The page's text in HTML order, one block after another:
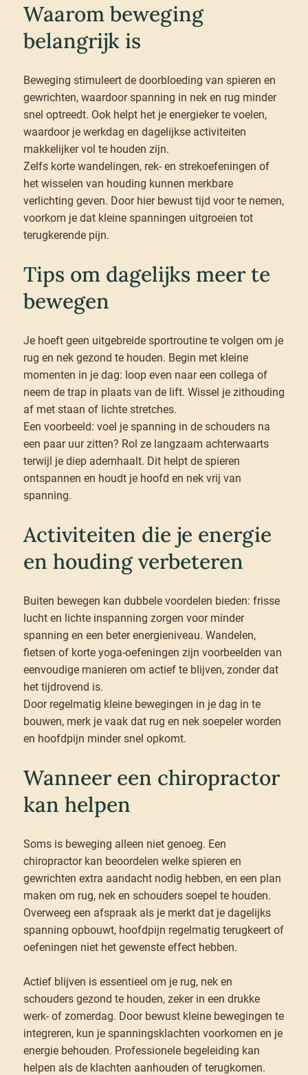
Waarom beweging
belangrijk is
Beweging stimuleert de doorbloeding van spieren en
gewrichten, waardoor spanning in nek en rug minder
snel optreedt. Ook helpt het je energieker te voelen,
waardoor je werkdag en dagelijkse activiteiten
makkelijker vol te houden zijn.
Zelfs korte wandelingen, rek- en strekoefeningen of
het wisselen van houding kunnen merkbare
verlichting geven. Door hier bewust tijd voor te nemen,
voorkom je dat kleine spanningen uitgroeien tot
terugkerende pijn.
Tips om dagelijks meer te
bewegen
Je hoeft geen uitgebreide sportroutine te volgen om je
rug en nek gezond te houden. Begin met kleine
momenten in je dag: loop even naar een collega of
neem de trap in plaats van de lift. Wissel je zithouding
af met staan of lichte stretches.
Een voorbeeld: voel je spanning in de schouders na
een paar uur zitten? Rol ze langzaam achterwaarts
terwijl je diep ademhaalt. Dit helpt de spieren
ontspannen en houdt je hoofd en nek vrij van
spanning.
Activiteiten die je energie
en houding verbeteren
Buiten bewegen kan dubbele voordelen bieden: frisse
lucht en lichte inspanning zorgen voor minder
spanning en een beter energieniveau. Wandelen,
fietsen of korte yoga-oefeningen zijn voorbeelden van
eenvoudige manieren om actief te blijven, zonder dat
het tijdrovend is.
Door regelmatig kleine bewegingen in je dag in te
bouwen, merk je vaak dat rug en nek soepeler worden
en hoofdpijn minder snel opkomt.
Wanneer een chiropractor
kan helpen
Soms is beweging alleen niet genoeg. Een
chiropractor kan beoordelen welke spieren en
gewrichten extra aandacht nodig hebben, en een plan
maken om rug, nek en schouders soepel te houden.
Overweeg een afspraak als je merkt dat je dagelijks
spanning opbouwt, hoofdpijn regelmatig terugkeert of
oefeningen niet het gewenste effect hebben.
Actief blijven is essentieel om je rug, nek en
schouders gezond te houden, zeker in een drukke
werk- of zomerdag. Door bewust kleine bewegingen te
integreren, kun je spanningsklachten voorkomen en je
energie behouden. Professionele begeleiding kan
helpen als de klachten aanhouden of terugkomen.